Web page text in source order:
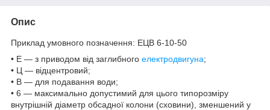
Опис
Приклад умовного позначення: ЕЦВ 6-10-50
• Е — з приводом від заглибного електродвигуна;
• Ц — відцентровий;
• В — для подавання води;
• 6 — максимально допустимий для цього типорозміру
внутрішній діаметр обсадної колони (сховини), зменшений у